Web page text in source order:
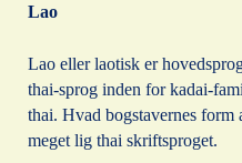
Lao
Lao eller laotisk er
thai-sprog inden for kadai-
thai. Hvad bogstavernes form
meget lig thai skriftsproget.